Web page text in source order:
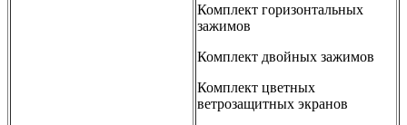
Комплект горизонтальных
зажимов
Комплект двойных зажимов
Комплект цветных
ветрозащитных экранов